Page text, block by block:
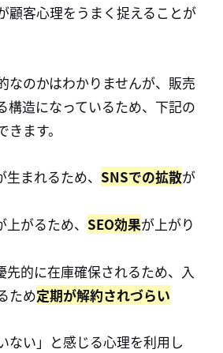
顧客心理をうまく捉えることが
なのかはわかりませんが、販売
構造になっているため、下記の
ます。
まれるため、 SNSでの拡散が
がるため、 SEO効果が上がり
先的に在庫確保されるため、入
ため定期が解約されづらい
ない」と感じる心理を利用し